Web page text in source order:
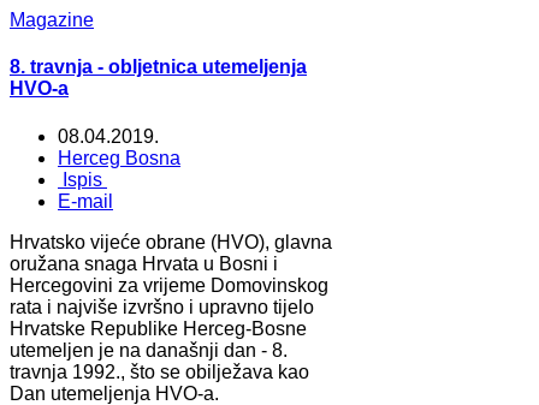
Magazine
8. travnja - obljetnica utemeljenja
HVO-a
08.04.2019.
Herceg Bosna
Ispis
E-mail
Hrvatsko vijeće obrane (HVO), glavna
oružana snaga Hrvata u Bosni i
Hercegovini za vrijeme Domovinskog
rata i najviše izvršno i upravno tijelo
Hrvatske Republike Herceg-Bosne
utemeljen je na današnji dan - 8.
travnja 1992., što se obilježava kao
Dan utemeljenja HVO-a.